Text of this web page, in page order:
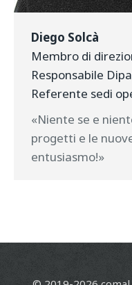
Diego Solcà
Membro di
Responsabile
Referente sedi
«Niente se e
progetti e le
entusiasmo!»